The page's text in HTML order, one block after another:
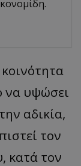
να υψώσει
αδικία,
τον
κατά τον